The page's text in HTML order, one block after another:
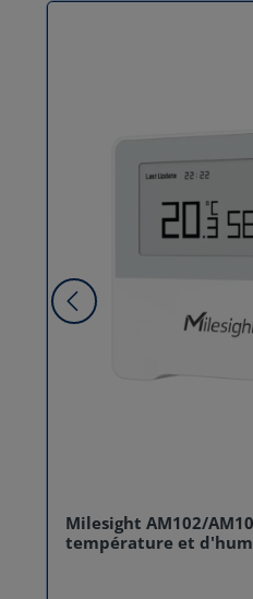
Milesight AM102/
température et